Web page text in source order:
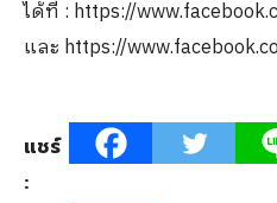
ได้ที่ : https://
และ https://
แชร์
: